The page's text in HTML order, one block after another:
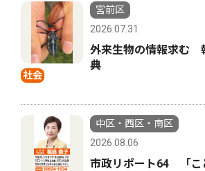
社会
宮前区
2026.07.31
外来生物の情報求む
典
中区・西区・南区
2026.08.06
市政リポート64 「こ